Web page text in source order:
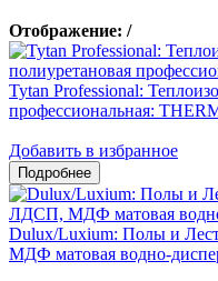
Отображение: /
Tytan Professional:
профессиональная:
Добавить в избранное
Dulux/Luxium: Полы и
МДФ матовая водно-